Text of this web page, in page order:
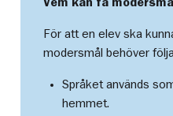
För att en elev ska
modersmål behöver
Språket används
hemmet.